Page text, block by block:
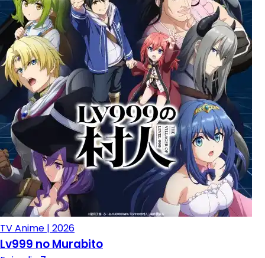
TV Anime | 2026
Lv999 no Murabito